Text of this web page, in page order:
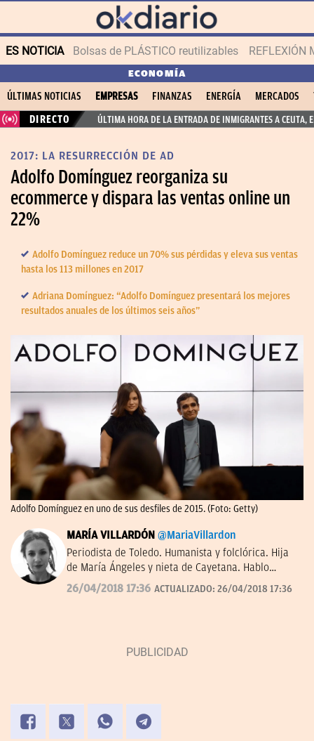
ES NOTICIA Bolsas de PLÁSTICO reutilizables REFLEXIÓN
ECONOMÍA
ÚLTIMAS NOTICIAS EMPRESAS FINANZAS ENERGÍA MERCADOS
DIRECTO
ÚLTIMA HORA DE LA ENTRADA DE INMIGRANTES A CEUTA,
2017: LA RESURRECCIÓN DE AD
Adolfo Domínguez reorganiza su
ecommerce y dispara las ventas online un
22%
Adolfo Domínguez reduce un 70% sus pérdidas y eleva sus ventas
hasta los 113 millones en 2017
Adriana Domínguez: “Adolfo Domínguez presentará los mejores
resultados anuales de los últimos seis años”
Adolfo Domínguez en uno de sus desfiles de 2015. (Foto: Getty)
MARÍA VILLARDÓN @MariaVillardon
Periodista de Toledo. Humanista y folclórica. Hija
de María Ángeles y nieta de Cayetana. Hablo
rápido con amables personajes –Tusquets dixit–.
26/04/2018 17:36 ACTUALIZADO: 26/04/2018 17:36